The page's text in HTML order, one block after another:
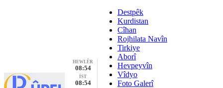
HEWLÊR
08:54
İST
08:54
Destpêk
Kurdistan
Cîhan
Rojhilata Navîn
Tirkiye
Aborî
Hevpeyvîn
Vîdyo
Foto Galerî